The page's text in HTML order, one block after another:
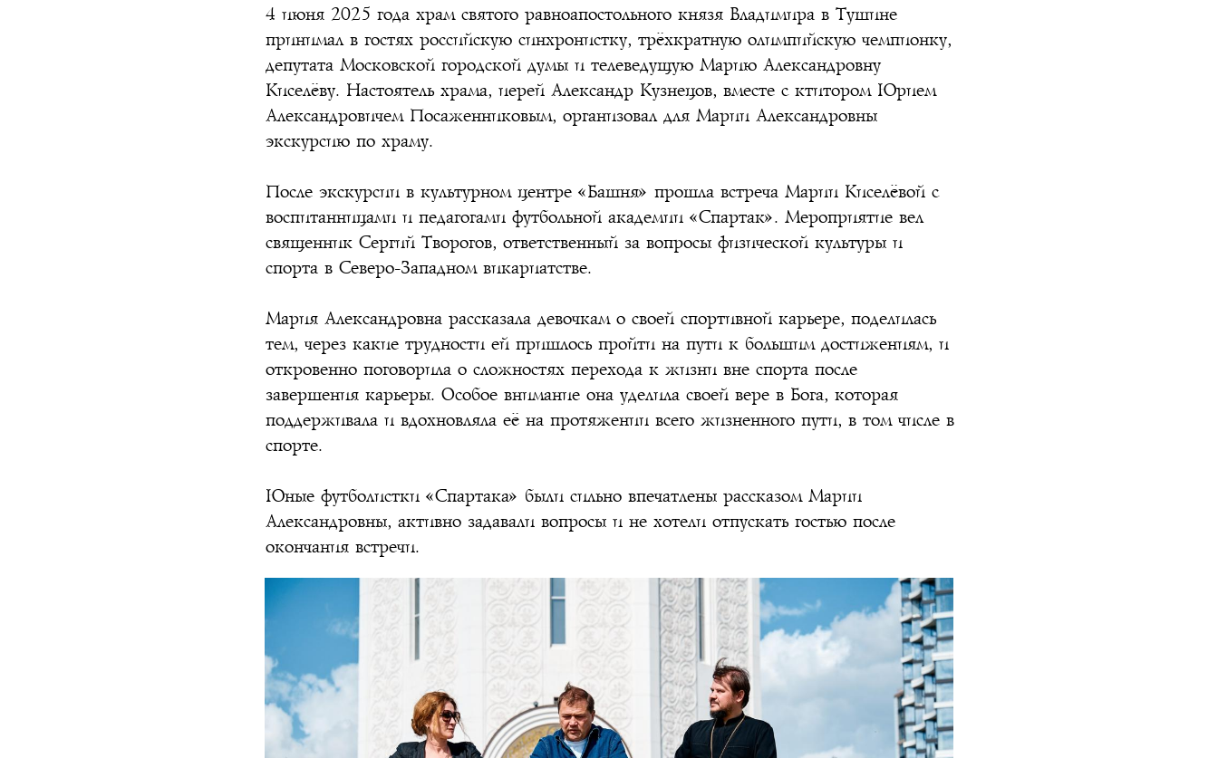
4 июня 2025 года храм святого равноапостольного князя Владимира в Тушине
принимал в гостях российскую синхронистку, трёхкратную олимпийскую чемпионку,
депутата Московской городской думы и телеведущую Марию Александровну
Киселёву. Настоятель храма, иерей Александр Кузнецов, вместе с ктитором Юрием
Александровичем Посаженниковым, организовал для Марии Александровны
экскурсию по храму.
После экскурсии в культурном центре «Башня» прошла встреча Марии Киселёвой с
воспитанницами и педагогами футбольной академии «Спартак». Мероприятие вел
священник Сергий Творогов, ответственный за вопросы физической культуры и
спорта в Северо-Западном викариатстве.
Мария Александровна рассказала девочкам о своей спортивной карьере, поделилась
тем, через какие трудности ей пришлось пройти на пути к большим достижениям, и
откровенно поговорила о сложностях перехода к жизни вне спорта после
завершения карьеры. Особое внимание она уделила своей вере в Бога, которая
поддерживала и вдохновляла её на протяжении всего жизненного пути, в том числе в
спорте.
Юные футболистки «Спартака» были сильно впечатлены рассказом Марии
Александровны, активно задавали вопросы и не хотели отпускать гостью после
окончания встречи.